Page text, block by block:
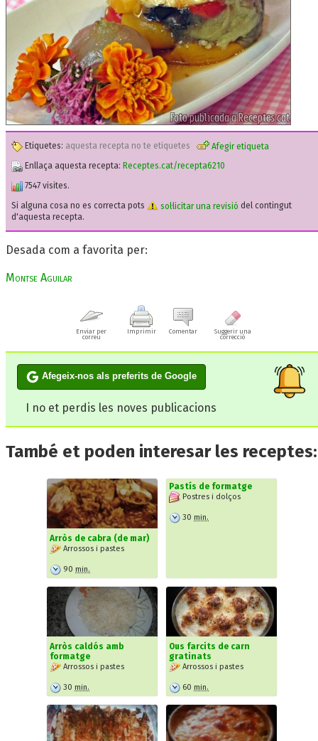
Etiquetes: aquesta recepta no te etiquetes
Afegir etiqueta
Enllaça aquesta recepta: Receptes.cat/recepta6210
7547 visites.
Si alguna cosa no es correcta pots
sol·licitar una revisió del contingut
d'aquesta recepta.
Desada com a favorita per:
Montse Aguilar
Enviar per
correu
Imprimir Comentar
Suggerir una
correcció
Afegeix-nos als preferits de Google
I no et perdis les noves publicacions
També et poden interesar les receptes:
Arròs de cabra (de mar)
Arrossos i pastes
90 min.
Pastís de formatge
Postres i dolços
30 min.
Arròs caldós amb
formatge
Arrossos i pastes
30 min.
Ous farcits de carn
gratinats
Arrossos i pastes
60 min.